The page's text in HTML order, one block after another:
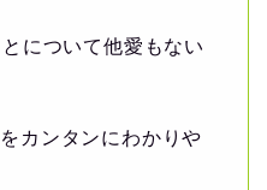
について他愛もない
カンタンにわかりや